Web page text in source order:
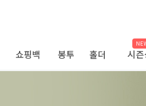
쇼핑백 봉투 홀더 시